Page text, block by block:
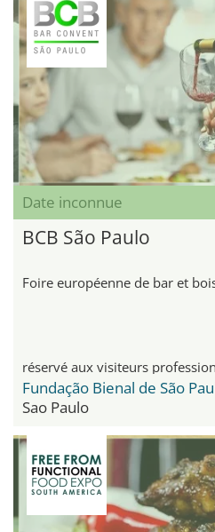
Date inconnue
BCB São Paulo
Foire européenne de bar et
réservé aux visiteurs
Fundação Bienal de São
Sao Paulo